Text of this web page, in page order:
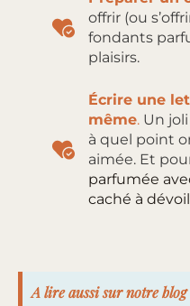
offrir (ou
fondants
plaisirs.
Écrire une
même. Un
à quel point
aimée. Et
parfumée
caché à
A lire aussi sur notre blog